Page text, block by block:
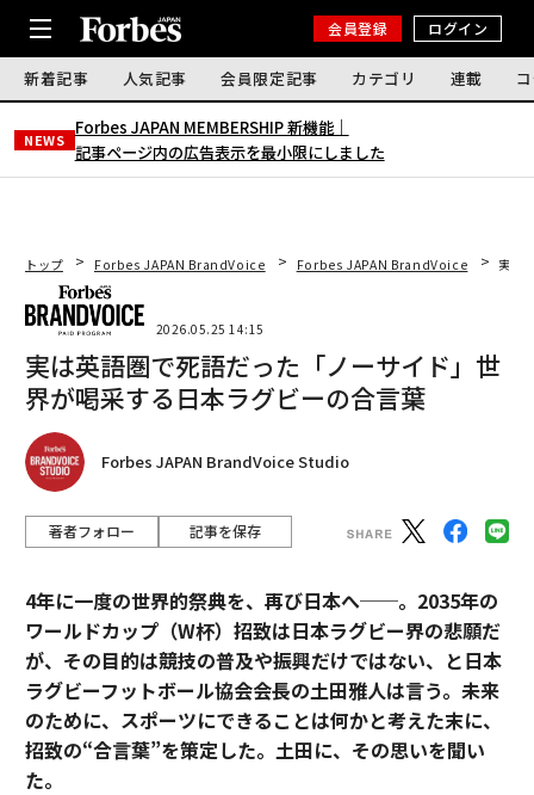
会員登録 ログイン
新着記事 人気記事 会員限定記事 カテゴリ 連載
NEWS
Forbes JAPAN MEMBERSHIP 新機能｜
記事ページ内の広告表示を最小限にしました
トップ Forbes JAPAN BrandVoice Forbes JAPAN BrandVoice 実は
2026.05.25 14:15
実は英語圏で死語だった「ノーサイド」世
界が喝采する日本ラグビーの合言葉
Forbes JAPAN BrandVoice Studio
著者フォロー 記事を保存
4年に一度の世界的祭典を、再び日本へ──。2035年の
ワールドカップ（W杯）招致は日本ラグビー界の悲願だ
が、その目的は競技の普及や振興だけではない、と日本
ラグビーフットボール協会会長の土田雅人は言う。 未来
のために、スポーツにできることは何かと考えた末に、
招致の“合言葉”を策定した。土田に、その思いを聞い
た。